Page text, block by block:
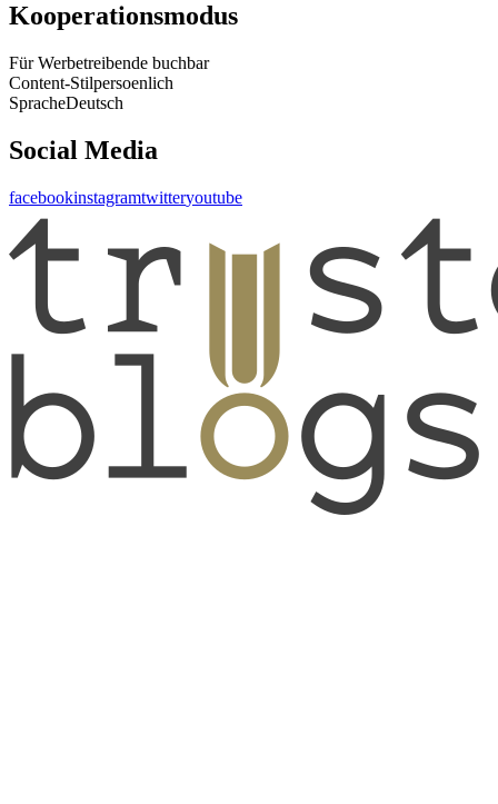
Kooperationsmodus
Für Werbetreibende buchbar
Content-Stilpersoenlich
SpracheDeutsch
Social Media
facebookinstagramtwitteryoutube